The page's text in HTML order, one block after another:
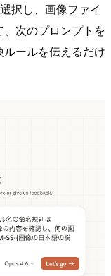
択し、画像ファイ
次のプロンプトを
ールを伝えるだけ